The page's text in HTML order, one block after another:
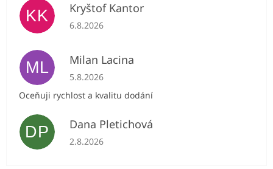
KK Kryštof Kantor
Hodnocení obchodu je 5 z 5 hvězdiček.
6.8.2026
ML Milan Lacina
Hodnocení obchodu je 5 z 5 hvězdiček.
5.8.2026
Oceňuji rychlost a kvalitu dodání
DP Dana Pletichová
Hodnocení obchodu je 5 z 5 hvězdiček.
2.8.2026